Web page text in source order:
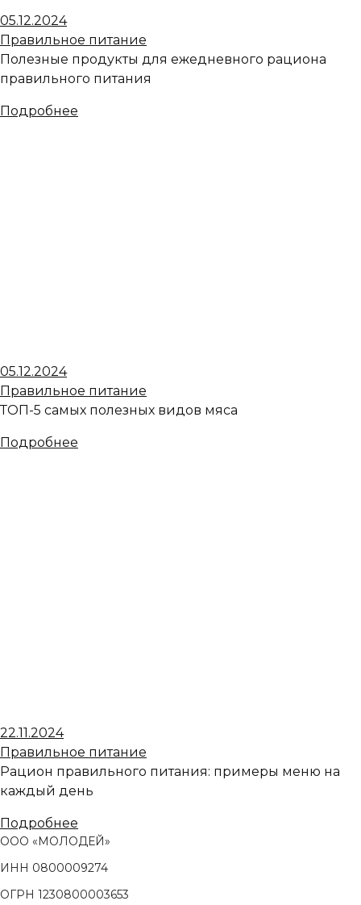
05.12.2024
Правильное питание
Полезные продукты для ежедневного рациона
правильного питания
Подробнее
05.12.2024
Правильное питание
ТОП-5 самых полезных видов мяса
Подробнее
22.11.2024
Правильное питание
Рацион правильного питания: примеры меню на
каждый день
Подробнее
ООО «МОЛОДЕЙ»
ИНН 0800009274
ОГРН 1230800003653